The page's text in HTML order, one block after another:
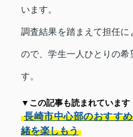
います。
調査結果を踏まえて担任
ので、学生一人ひとりの
す。
▼この記事も読まれています
長崎市中心部のおすす
緒を楽しもう